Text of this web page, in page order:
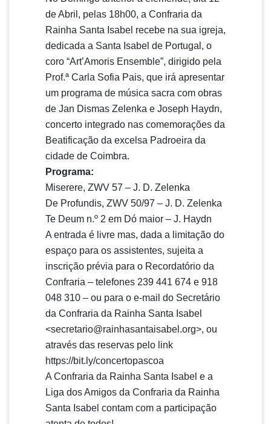
de Abril, pelas 18h00, a Confraria da
Rainha Santa Isabel recebe na sua igreja,
dedicada a Santa Isabel de Portugal, o
coro “Art’Amoris Ensemble”, dirigido pela
Prof.ª Carla Sofia Pais, que irá apresentar
um programa de música sacra com obras
de Jan Dismas Zelenka e Joseph Haydn,
concerto integrado nas comemorações da
Beatificação da excelsa Padroeira da
cidade de Coimbra.
Programa:
Miserere, ZWV 57 – J. D. Zelenka
De Profundis, ZWV 50/97 – J. D. Zelenka
Te Deum n.º 2 em Dó maior – J. Haydn
A entrada é livre mas, dada a limitação do
espaço para os assistentes, sujeita a
inscrição prévia para o Recordatório da
Confraria – telefones 239 441 674 e 918
048 310 – ou para o e-mail do Secretário
da Confraria da Rainha Santa Isabel
<secretario@rainhasantaisabel.org>, ou
através das reservas pelo link
https://bit.ly/concertopascoa
A Confraria da Rainha Santa Isabel e a
Liga dos Amigos da Confraria da Rainha
Santa Isabel contam com a participação